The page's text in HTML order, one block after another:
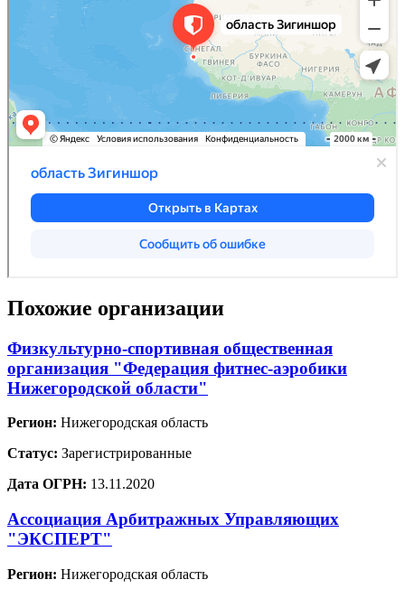
Похожие организации
Физкультурно-спортивная общественная
организация "Федерация фитнес-аэробики
Нижегородской области"
Регион: Нижегородская область
Статус: Зарегистрированные
Дата ОГРН: 13.11.2020
Ассоциация Арбитражных Управляющих
"ЭКСПЕРТ"
Регион: Нижегородская область